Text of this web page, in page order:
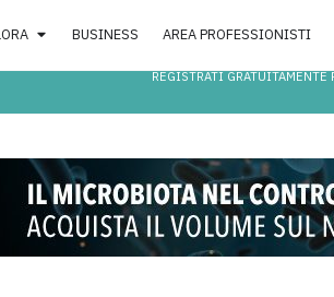
BUSINESS AREA PROFESSIONISTI
REGISTRATI